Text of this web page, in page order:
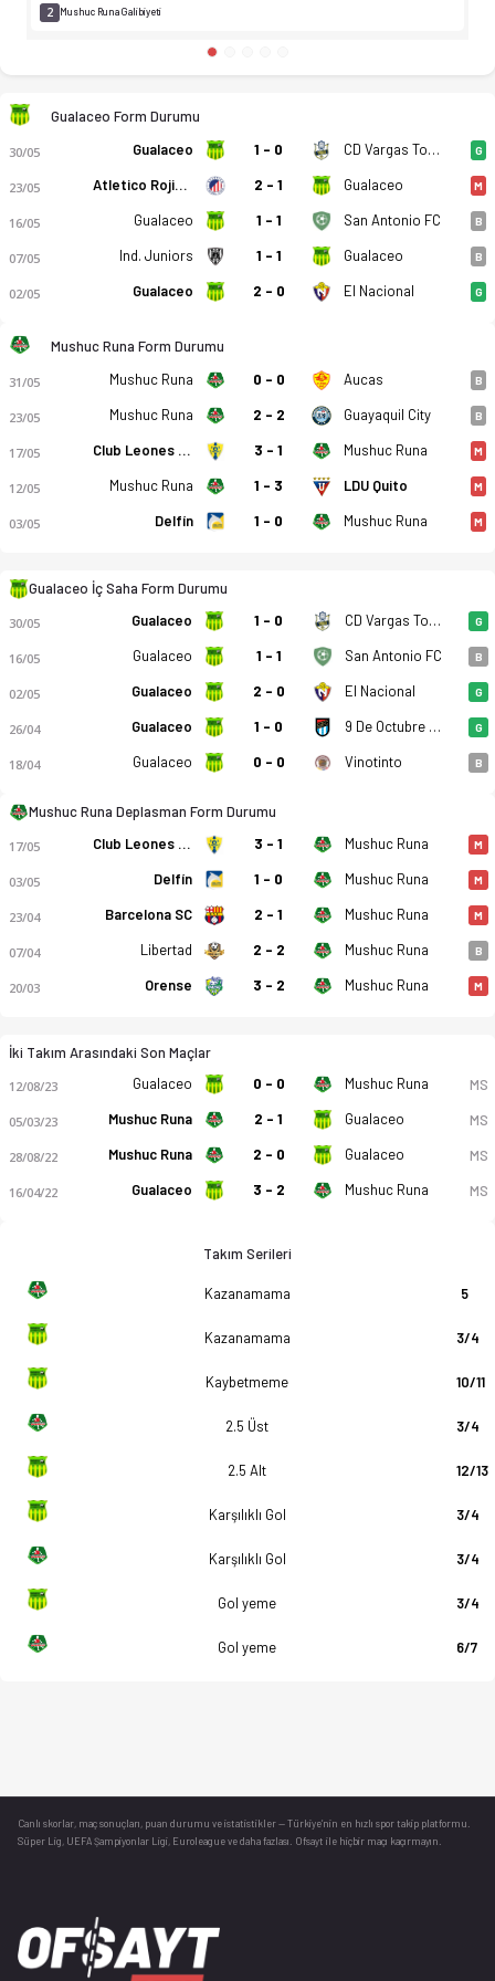
Gualaceo SC - Mushuc Runa SC 1-0 bitti. Gol anları,
2 Mushuc Runa Galibiyeti
Gualaceo Form Durumu
30/05 Gualaceo 1 - 0 CD Vargas Torres G
23/05 Atletico Rojiblanco 2 - 1 Gualaceo M
16/05 Gualaceo 1 - 1 San Antonio FC B
07/05 Ind. Juniors 1 - 1 Gualaceo B
02/05 Gualaceo 2 - 0 El Nacional G
Mushuc Runa Form Durumu
31/05 Mushuc Runa 0 - 0 Aucas B
23/05 Mushuc Runa 2 - 2 Guayaquil City B
17/05 Club Leones Del Norte 3 - 1 Mushuc Runa M
12/05 Mushuc Runa 1 - 3 LDU Quito M
03/05 Delfín 1 - 0 Mushuc Runa M
Gualaceo İç Saha Form Durumu
30/05 Gualaceo 1 - 0 CD Vargas Torres G
16/05 Gualaceo 1 - 1 San Antonio FC B
02/05 Gualaceo 2 - 0 El Nacional G
26/04 Gualaceo 1 - 0 9 De Octubre FC G
18/04 Gualaceo 0 - 0 Vinotinto B
Mushuc Runa Deplasman Form Durumu
17/05 Club Leones Del Norte 3 - 1 Mushuc Runa M
03/05 Delfín 1 - 0 Mushuc Runa M
23/04 Barcelona SC 2 - 1 Mushuc Runa M
07/04 Libertad 2 - 2 Mushuc Runa B
20/03 Orense 3 - 2 Mushuc Runa M
İki Takım Arasındaki Son Maçlar
12/08/23 Gualaceo 0 - 0 Mushuc Runa MS
05/03/23 Mushuc Runa 2 - 1 Gualaceo MS
28/08/22 Mushuc Runa 2 - 0 Gualaceo MS
16/04/22 Gualaceo 3 - 2 Mushuc Runa MS
Takım Serileri
Kazanamama 5
Kazanamama 3/4
Kaybetmeme 10/11
2.5 Üst 3/4
2.5 Alt 12/13
Karşılıklı Gol 3/4
Karşılıklı Gol 3/4
Gol yeme 3/4
Gol yeme 6/7
Canlı skorlar , maç sonuçları, puan durumu ve istatistikler — Türkiye’nin en hızlı spor takip platformu.
Süper Lig, UEFA Şampiyonlar Ligi, Euroleague ve daha fazlası. Ofsayt ile hiçbir maçı kaçırmayın.